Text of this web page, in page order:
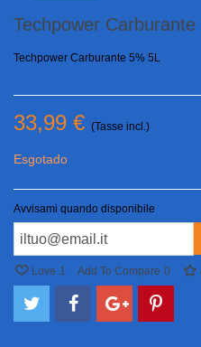
Techpower
Techpower Carburante 5% 5L
33,99 € (Tasse incl.)
Esgotado
Avvisami quando disponibile
Love 1 Add To Compare 0